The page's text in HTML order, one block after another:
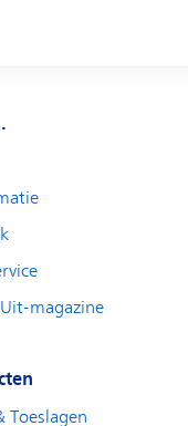
van ns.nl
magazine
Toeslagen